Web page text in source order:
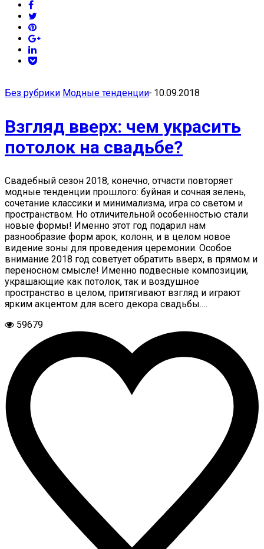
Без рубрики Модные тенденции- 10.09.2018
Взгляд вверх: чем украсить
потолок на свадьбе?
Свадебный сезон 2018, конечно, отчасти повторяет
модные тенденции прошлого: буйная и сочная зелень,
сочетание классики и минимализма, игра со светом и
пространством. Но отличительной особенностью стали
новые формы! Именно этот год подарил нам
разнообразие форм арок, колонн, и в целом новое
видение зоны для проведения церемонии. Особое
внимание 2018 год советует обратить вверх, в прямом и
переносном смысле! Именно подвесные композиции,
украшающие как потолок, так и воздушное
пространство в целом, притягивают взгляд и играют
ярким акцентом для всего декора свадьбы.…
59679